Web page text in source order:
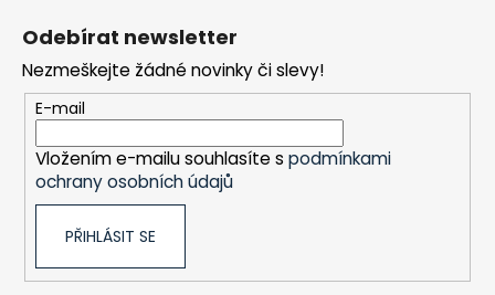
Odebírat newsletter
Nezmeškejte žádné novinky či slevy!
E-mail
Vložením e-mailu souhlasíte s podmínkami
ochrany osobních údajů
PŘIHLÁSIT SE